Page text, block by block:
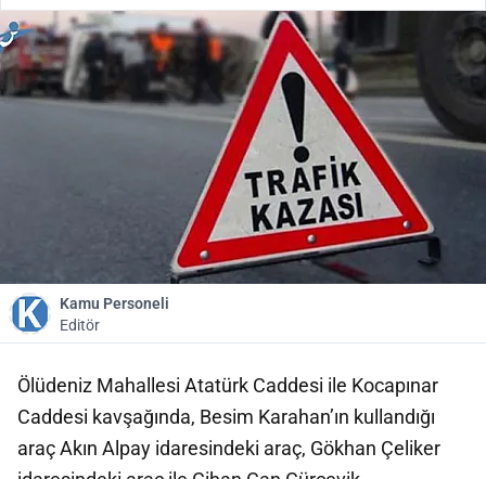
Kamu Personeli
Editör
Ölüdeniz Mahallesi Atatürk Caddesi ile Kocapınar
Caddesi kavşağında, Besim Karahan’ın kullandığı
araç Akın Alpay idaresindeki araç, Gökhan Çeliker